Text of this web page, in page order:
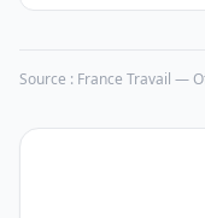
Source : France Travail —